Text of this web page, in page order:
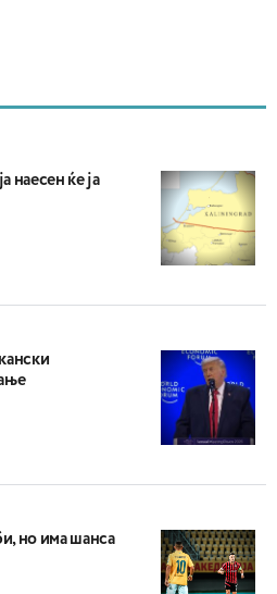
наесен ќе ја
но има шанса